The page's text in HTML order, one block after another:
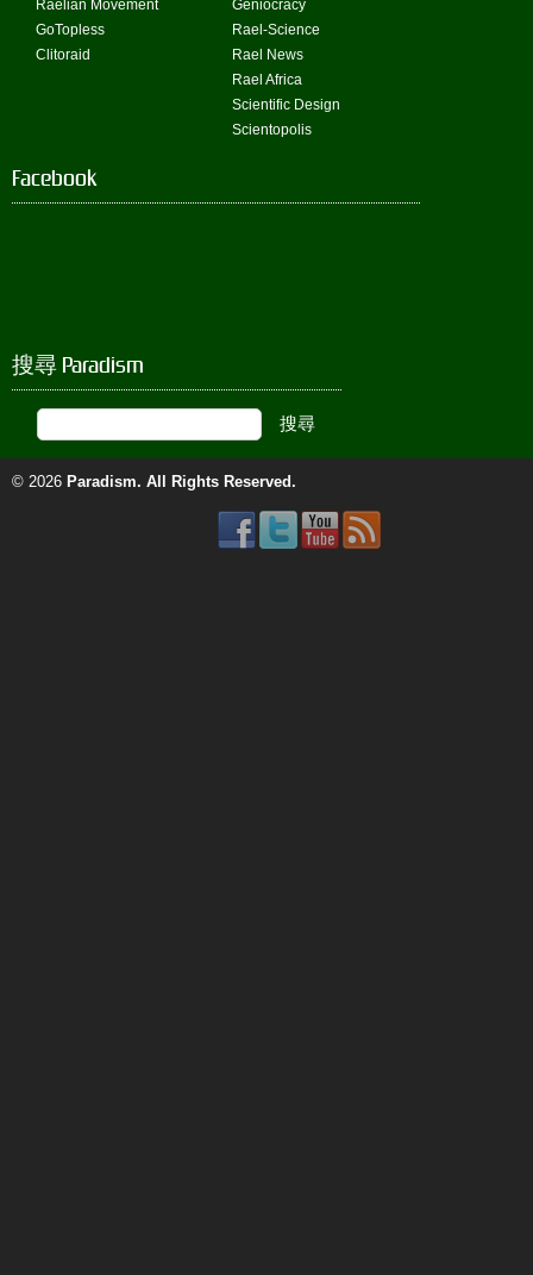
Raelian Movement
GoTopless
Clitoraid
Geniocracy
Rael-Science
Rael News
Rael Africa
Scientific Design
Scientopolis
Facebook
搜尋 Paradism
© 2026 Paradism. All Rights Reserved.